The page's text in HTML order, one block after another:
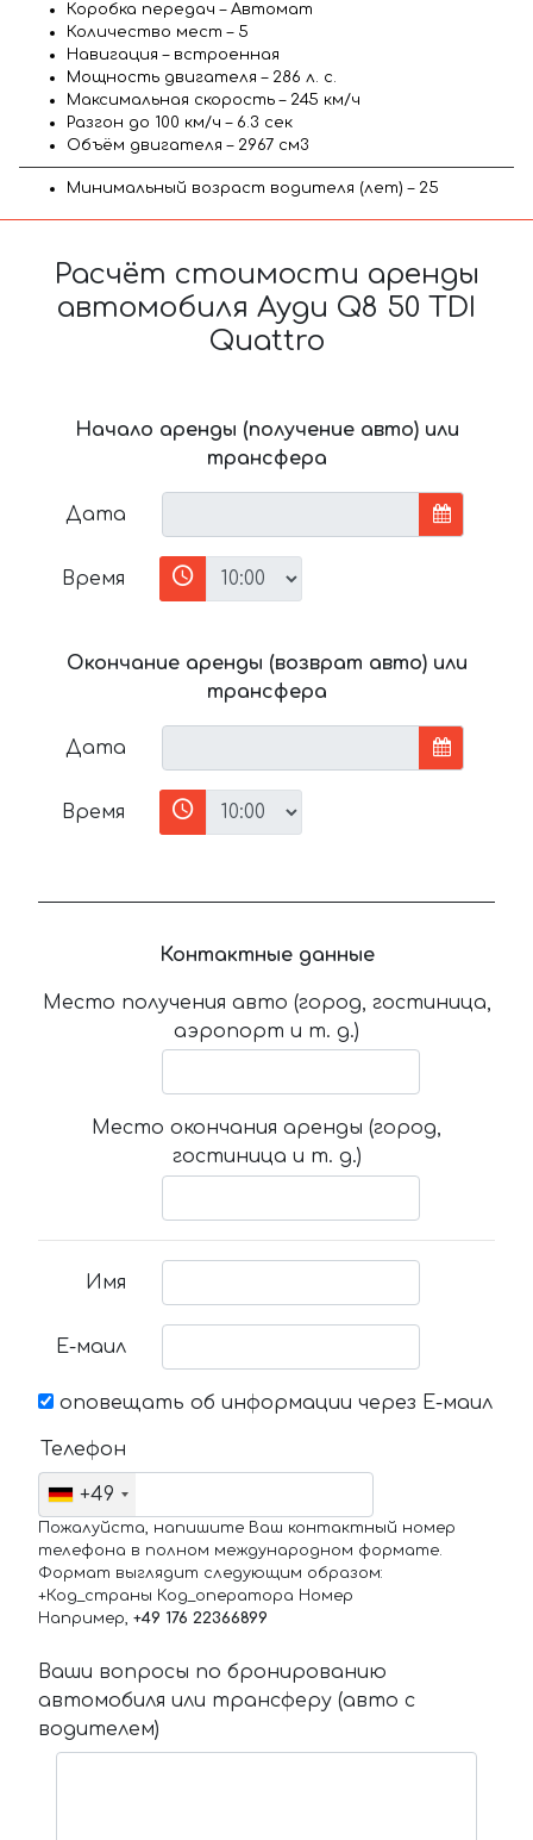
Коробка передач – Автомат
Количество мест – 5
Навигация – встроенная
Мощность двигателя – 286 л. с.
Максимальная скорость – 245 км/ч
Разгон до 100 км/ч – 6.3 сек
Объём двигателя – 2967 см3
Минимальный возраст водителя (лет) – 25
Расчёт стоимости аренды
автомобиля Ауди Q8 50 TDI
Quattro
Начало аренды (получение авто) или
трансфера
Дата
Время
Окончание аренды (возврат авто) или
трансфера
Дата
Время
Контактные данные
Место получения авто (город, гостиница,
аэропорт и т. д.)
Место окончания аренды (город,
гостиница и т. д.)
Имя
Е-маил
оповещать об информации через Е-маил
Телефон
+49
Пожалуйста, напишите Ваш контактный номер
телефона в полном международном формате.
Формат выглядит следующим образом:
+Код_страны Код_оператора Номер
Например, +49 176 22366899
Ваши вопросы по бронированию
автомобиля или трансферу (авто с
водителем)